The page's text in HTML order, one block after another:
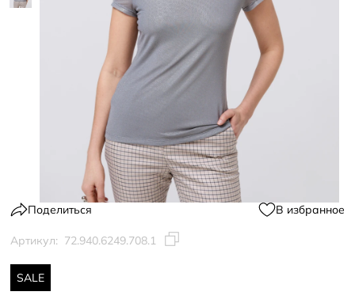
Поделиться В избранное
Артикул: 72.940.6249.708.1
SALE